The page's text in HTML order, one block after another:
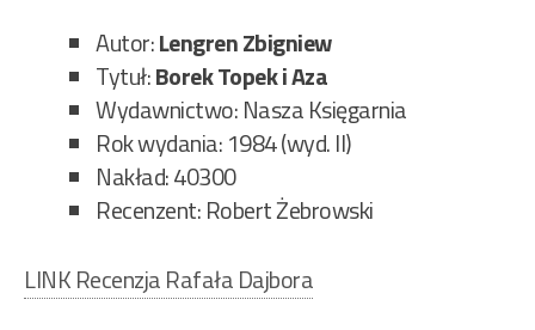
Autor:Lengren Zbigniew
Tytuł:Borek Topek i Aza
Wydawnictwo: Nasza Księgarnia
Rok wydania: 1984 (wyd. II)
Nakład: 40300
Recenzent: Robert Żebrowski
LINK Recenzja Rafała Dajbora